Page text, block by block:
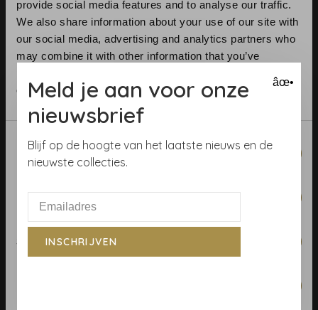
provide social media features and to analyse our traffic.
We also share information about your use of our site with
our social media, advertising and analytics partners who
may combine it with other information that you’ve
of their services.
Consent
Selection
Necessary
Statistics
Telefoon:+31 (0)23 531 90 08
info@demooistemuren.nl
Adres:Zijlstraat 83, Haarlem
Algemene voorwaarden
Behangrollen berekenen
Behangwinkel Haarlem
âœ•
Meld je aan voor onze
nieuwsbrief
Blijf op de hoogte van het laatste nieuws en de
nieuwste collecties.
INSCHRIJVEN